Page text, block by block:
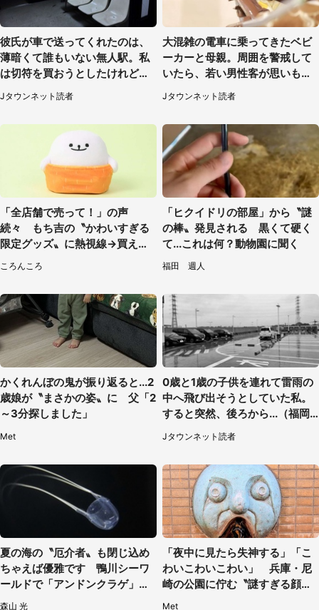
彼氏が車で送ってくれたのは、
薄暗くて誰もいない無人駅。私
は切符を買おうとしたけれど
（山形県・20代女性）
Jタウンネット読者
大混雑の電車に乗ってきたベビ
ーカーと母親。周囲を警戒して
いたら、若い男性客が思いもよ
らぬ行動に（東京都・50代女
性）
Jタウンネット読者
「全店舗で売って！」の声
続々 もち吉の〝かわいすぎる
限定グッズ〟に熱視線→買える
ころんころ
「ヒクイドリの部屋」から〝謎
の棒〟発見される 黒くて硬く
て...これは何？動物園に聞く
福田 週人
かくれんぼの鬼が振り返ると...2
歳娘が〝まさかの姿〟に 父「2
～3分探しました」
Met
0歳と1歳の子供を連れて雷雨の
中へ飛び出そうとしていた私。
すると突然、後ろから...（福岡
県・30代女性）
Jタウンネット読者
夏の海の〝厄介者〟も閉じ込め
ちゃえば優雅です 鴨川シーワ
ールドで「アンドンクラゲ」期
間限定展示【7／29～】
森山 光
「夜中に見たら失神する」「こ
わいこわいこわい」 兵庫・尼
崎の公園に佇む〝謎すぎる顔〟
Met